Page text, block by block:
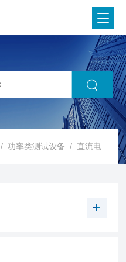
/功率类测试设备 / 直流电子负载